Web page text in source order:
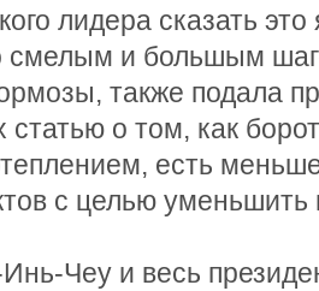
лидера сказать это
смелым и большым
также подала
статью о том, как
есть
с целью
Чеу и весь